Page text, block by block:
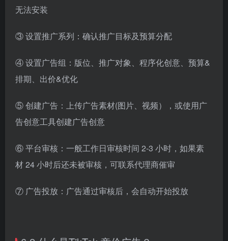
无法安装
③ 设置推广系列：确认推广目标及预算分配
④ 设置广告组：版位、推广对象、程序化创意、预算&
排期、出价&优化
⑤ 创建广告：上传广告素材(图片、视频），或使用广
告创意工具创建广告创意
⑥ 平台审核：一般工作日审核时间 2-3 小时，如果素
材 24 小时后还未被审核，可联系代理商催审
⑦ 广告投放：广告通过审核后，会自动开始投放